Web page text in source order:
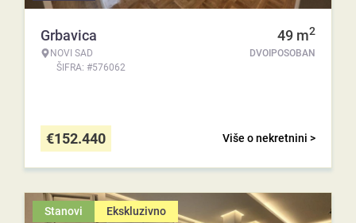
Grbavica
NOVI SAD
ŠIFRA: #576062
49 m2
DVOIPOSOBAN
Više o nekretnini >
€152.440
Stanovi Ekskluzivno